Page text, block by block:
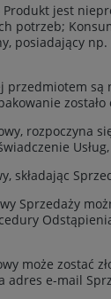
jest
potrzeb;
posiadający
przedmiotem
rozpoczyna
składając
Sprzedaży
może zostać
adres e-mail